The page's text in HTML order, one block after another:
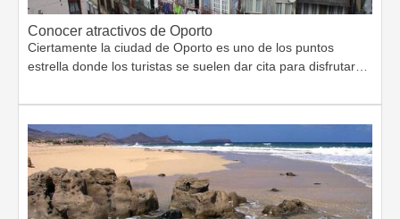
Conocer atractivos de Oporto
Ciertamente la ciudad de Oporto es uno de los puntos
estrella donde los turistas se suelen dar cita para disfrutar…